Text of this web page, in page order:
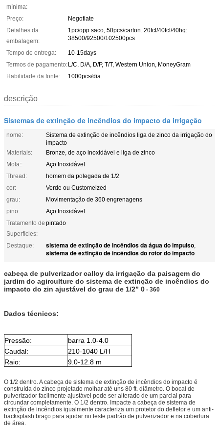
mínima:
Preço:
Negotiate
Detalhes da
embalagem:
1pc/opp saco, 50pcs/carton. 20fcl/40fcl/40hq:
38500/92500/102500pcs
Tempo de entrega:
10-15days
Termos de pagamento:L/C, D/A, D/P, T/T, Western Union, MoneyGram
Habilidade da fonte:
1000pcs/dia.
descrição
Sistemas de extinção de incêndios do impacto da irrigação
nome:
Sistema de extinção de incêndios liga de zinco da irrigação do
impacto
Materiais:
Bronze, de aço inoxidável e liga de zinco
Mola::
Aço Inoxidável
Thread:
homem da polegada de 1/2
cor:
Verde ou Customeized
grau:
Movimentação de 360 engrenagens
pino:
Aço Inoxidável
Tratamento de
Superfícies:
pintado
Destaque: sistema de extinção de incêndios da água do impulso,
sistema de extinção de incêndios do rotor do impacto
cabeça de pulverizador calloy da irrigação da paisagem do
jardim do agirculture do sistema de extinção de incêndios do
impacto do zin ajustável do grau de 1/2” 0 - 360
Dados técnicos:
Pressão:
barra 1.0-4.0
Caudal:
210-1040 L/H
Raio:
9.0-12.8 m
O 1/2 dentro. A cabeça de sistema de extinção de incêndios do impacto é
construída do zinco projetado molhar até uns 80 ft. diâmetro. O bocal de
pulverizador facilmente ajustável pode ser alterado de um parcial para
circundar completamente. O 1/2 dentro. Impacte a cabeça de sistema de
extinção de incêndios igualmente caracteriza um protetor do defletor e um anti-
backsplash braço para ajudar no teste padrão de pulverizador e na cobertura
de área.